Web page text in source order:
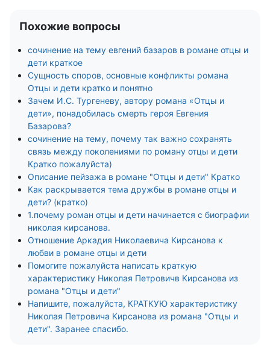
Похожие вопросы
сочинение на тему евгений базаров в романе отцы и
дети краткое
Сущность споров, основные конфликты романа
Отцы и дети кратко и понятно
Зачем И.С. Тургеневу, автору романа «Отцы и
дети», понадобилась смерть героя Евгения
Базарова?
сочинение на тему, почему так важно сохранять
связь между поколениями по роману отцы и дети
Кратко пожалуйста)
Описание пейзажа в романе "Отцы и дети" Кратко
Как раскрывается тема дружбы в романе отцы и
дети? (кратко)
1.почему роман отцы и дети начинается с биографии
николая кирсанова.
Отношение Аркадия Николаевича Кирсанова к
любви в романе отцы и дети
Помогите пожалуйста написать краткую
характеристику Николая Петровичв Кирсанова из
романа "Отцы и дети"
Напишите, пожалуйста, КРАТКУЮ характеристику
Николая Петровича Кирсанова из романа "Отцы и
дети". Заранее спасибо.